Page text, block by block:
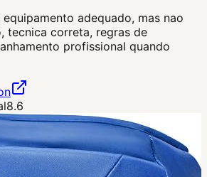
adequado, mas nao
tecnica correta, regras de
profissional quando
8.6